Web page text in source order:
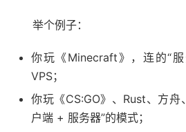
举个例子：
你玩《Minecraft》，连的“
VPS；
你玩《CS:GO》、Rust、方舟
户端 + 服务器”的模式；